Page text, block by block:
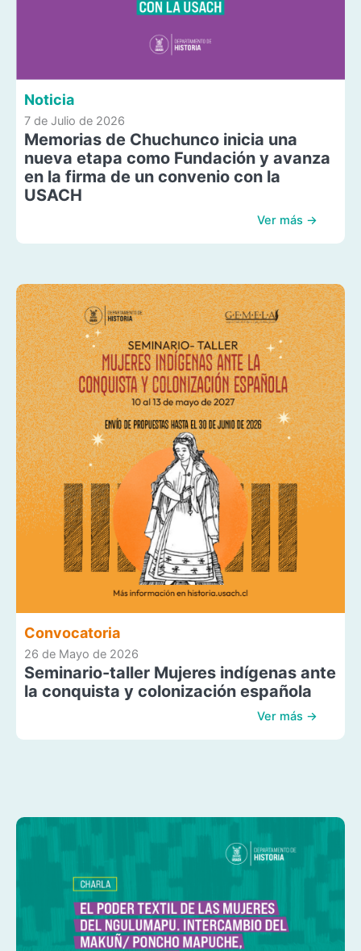
Noticia
7 de Julio de 2026
Memorias de Chuchunco inicia una
nueva etapa como Fundación y avanza
en la firma de un convenio con la
USACH
Ver más →
Convocatoria
26 de Mayo de 2026
Seminario-taller Mujeres indígenas ante
la conquista y colonización española
Ver más →